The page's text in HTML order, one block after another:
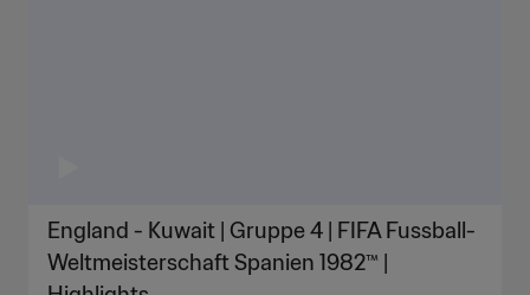
England - Kuwait | Gruppe 4 | FIFA Fussball-
Weltmeisterschaft Spanien 1982™ |